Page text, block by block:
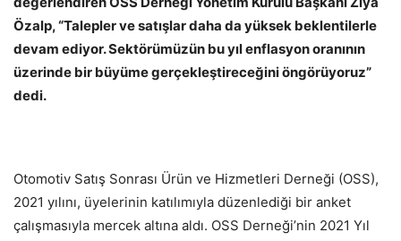
Özalp, “Talepler ve satışlar daha da yüksek beklentilerle
devam ediyor. Sektörümüzün bu yıl enflasyon oranının
üzerinde bir büyüme gerçekleştireceğini öngörüyoruz”
dedi.
Otomotiv Satış Sonrası Ürün ve Hizmetleri Derneği (OSS),
2021 yılını, üyelerinin katılımıyla düzenlediği bir anket
çalışmasıyla mercek altına aldı. OSS Derneği’nin 2021 Yıl